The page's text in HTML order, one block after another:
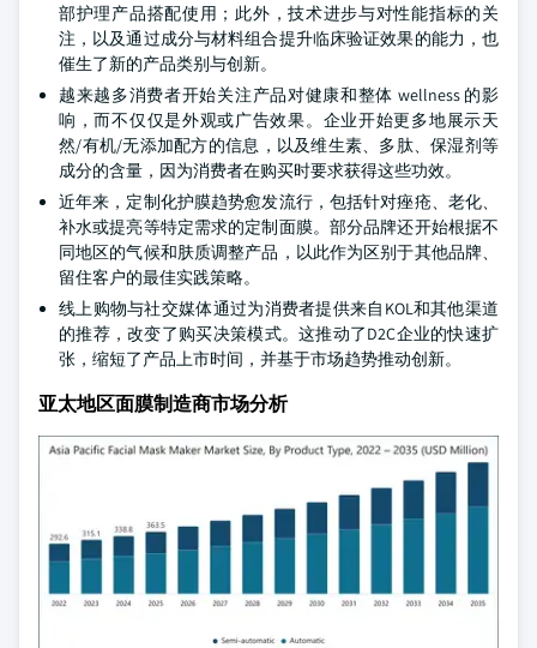
部护理产品搭配使用；此外，技术进步与对性能指标的关
注，以及通过成分与材料组合提升临床验证效果的能力，也
催生了新的产品类别与创新。
越来越多消费者开始关注产品对健康和整体 wellness 的影
响，而不仅仅是外观或广告效果。企业开始更多地展示天
然/有机/无添加配方的信息，以及维生素、多肽、保湿剂等
成分的含量，因为消费者在购买时要求获得这些功效。
近年来，定制化护膜趋势愈发流行，包括针对痤疮、老化、
补水或提亮等特定需求的定制面膜。部分品牌还开始根据不
同地区的气候和肤质调整产品，以此作为区别于其他品牌、
留住客户的最佳实践策略。
线上购物与社交媒体通过为消费者提供来自KOL和其他渠道
的推荐，改变了购买决策模式。这推动了D2C企业的快速扩
张，缩短了产品上市时间，并基于市场趋势推动创新。
亚太地区面膜制造商市场分析